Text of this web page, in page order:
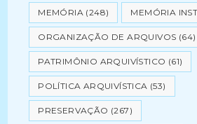
MEMÓRIA (248) MEMÓRIA
ORGANIZAÇÃO DE ARQUIVOS (64)
PATRIMÔNIO ARQUIVÍSTICO (61)
POLÍTICA ARQUIVÍSTICA (53)
PRESERVAÇÃO (267)